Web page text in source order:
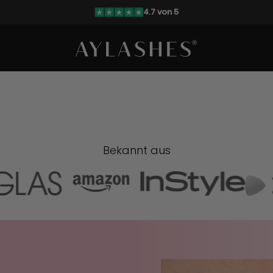
4.7 von 5
AYLASHES
kannst du das auch!
Bekannt aus